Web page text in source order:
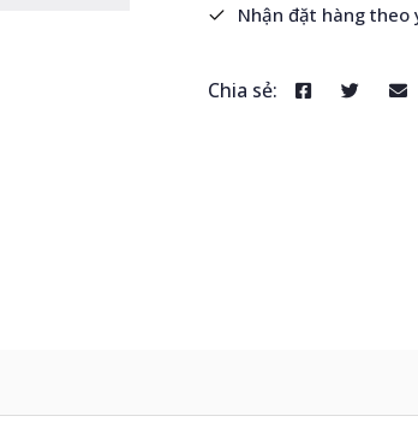
Nhận đặt hàng theo
Chia sẻ: